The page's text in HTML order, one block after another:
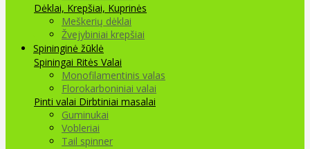
Dėklai, Krepšiai, Kuprinės
Meškerių dėklai
Žvejybiniai krepšiai
Spininginė žūklė
Spiningai Ritės Valai
Monofilamentinis valas
Florokarboniniai valai
Pinti valai Dirbtiniai masalai
Guminukai
Vobleriai
Tail spinner